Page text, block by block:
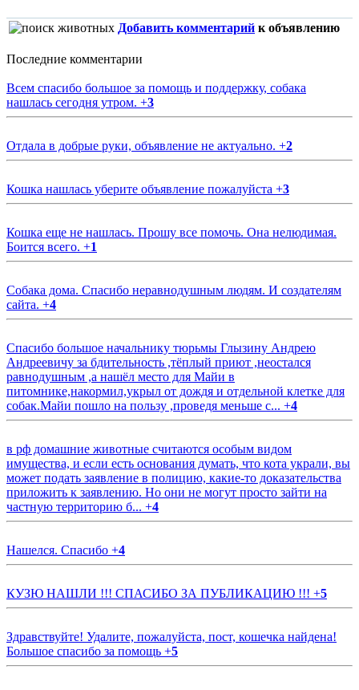
Добавить комментарий к объявлению
Последние комментарии
Всем спасибо большое за помощь и поддержку, собака
нашлась сегодня утром. +3
Отдала в добрые руки, объявление не актуально. +2
Кошка нашлась уберите объявление пожалуйста +3
Кошка еще не нашлась. Прошу все помочь. Она нелюдимая.
Боится всего. +1
Собака дома. Спасибо неравнодушным людям. И создателям
сайта. +4
Спасибо большое начальнику тюрьмы Глызину Андрею
Андреевичу за бдительность ,тёплый приют ,неостался
равнодушным ,а нашёл место для Майи в
питомнике,накормил,укрыл от дождя и отдельной клетке для
собак.Майи пошло на пользу ,проведя меньше с... +4
в рф домашние животные считаются особым видом
имущества, и если есть основания думать, что кота украли, вы
может подать заявление в полицию, какие-то доказательства
приложить к заявлению. Но они не могут просто зайти на
частную территорию б... +4
Нашелся. Спасибо +4
КУЗЮ НАШЛИ !!! СПАСИБО ЗА ПУБЛИКАЦИЮ !!! +5
Здравствуйте! Удалите, пожалуйста, пост, кошечка найдена!
Большое спасибо за помощь +5